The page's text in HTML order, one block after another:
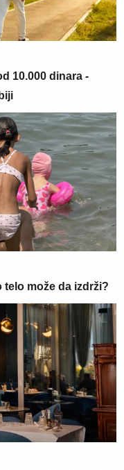
10.000 dinara -
može da izdrži?